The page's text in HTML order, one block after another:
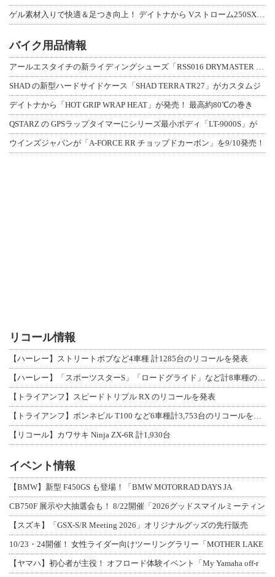
ゲル素材入りで快適＆足つき向上！ デイトナから Vストローム250SX用「快適ロ
バイク用品情報
アールエスタイチの新ライディングシューズ「RSS016 DRYMASTER スト
SHAD の新型ハードサイドケース「SHAD TERRA TR27」がカスタムジ
デイトナから「HOT GRIP WRAP HEAT」が発売！ 最高約80℃の巻き
QSTARZ の GPSラップタイマーにシリーズ最小ボディ「LT-9000S」が
ウインズジャパンが「A-FORCE RR チョップドカーボン」を9/10発売！
リコール情報
【ハーレー】ストリートボブなど4車種 計1285台のリコールを発表
【ハーレー】「スポーツスターS」「ロードグライド」など計8車種のリコールを発表
【トライアンフ】スピードトリプル RX のリコールを発表
【トライアンフ】ボンネビル T100 など6車種計3,753台のリコールを発表
【リコール】カワサキ Ninja ZX-6R 計1,930台
イベント情報
【BMW】新型 F450GS も登場！「BMW MOTORRAD DAYS JA
CB750F 展示や大抽選会も！ 8/22開催「2026グッドスマイルミーティン
【スズキ】「GSX-S/R Meeting 2026」オリジナルグッズの先行販売
10/23・24開催！ 女性ライダー向けツーリングラリー「MOTHER LAKE
【ヤマハ】初心者が主役！ オフロード体験イベント「My Yamaha off-r